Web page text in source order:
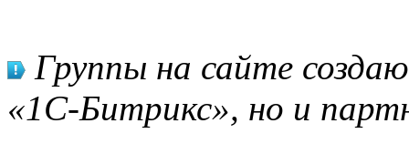
Группы на сайте
«1С-Битрикс», но и